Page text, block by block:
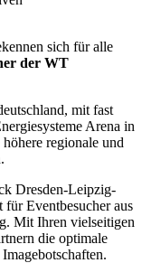
sich für alle
der WT
mit fast
Arena in
regionale und
Dresden-Leipzig-
Eventbesucher aus
Mit Ihren vielseitigen
die optimale